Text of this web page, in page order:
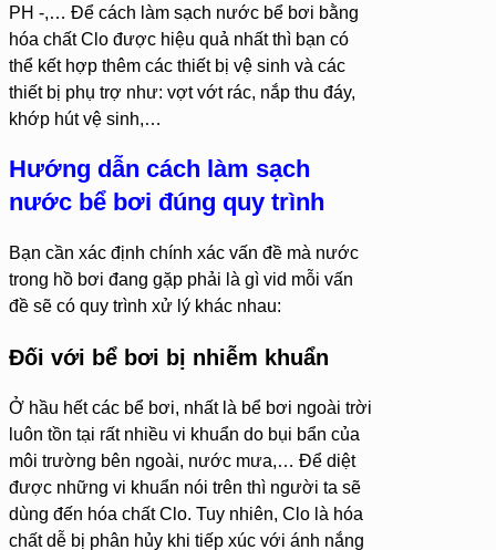
PH -,… Để cách làm sạch nước bể bơi bằng
hóa chất Clo được hiệu quả nhất thì bạn có
thể kết hợp thêm các thiết bị vệ sinh và các
thiết bị phụ trợ như: vợt vớt rác, nắp thu đáy,
khớp hút vệ sinh,…
Hướng dẫn cách làm sạch
nước bể bơi đúng quy trình
Bạn cần xác định chính xác vấn đề mà nước
trong hồ bơi đang gặp phải là gì vid mỗi vấn
đề sẽ có quy trình xử lý khác nhau:
Đối với bể bơi bị nhiễm khuẩn
Ở hầu hết các bể bơi, nhất là bể bơi ngoài trời
luôn tồn tại rất nhiều vi khuẩn do bụi bẩn của
môi trường bên ngoài, nước mưa,… Để diệt
được những vi khuẩn nói trên thì người ta sẽ
dùng đến hóa chất Clo. Tuy nhiên, Clo là hóa
chất dễ bị phân hủy khi tiếp xúc với ánh nắng